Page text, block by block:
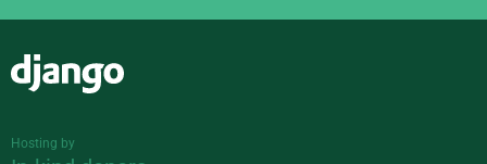
Hosting by